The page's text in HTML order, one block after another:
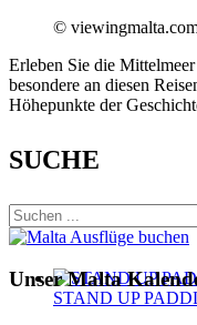
STAND UP
©
Erleben Sie die
besondere an diesen
Höhepunkte der
SUCHE
Unser Malta